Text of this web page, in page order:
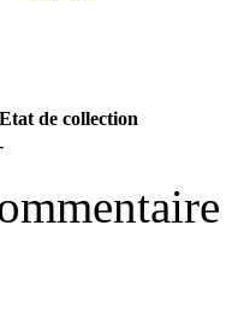
Etat de collection